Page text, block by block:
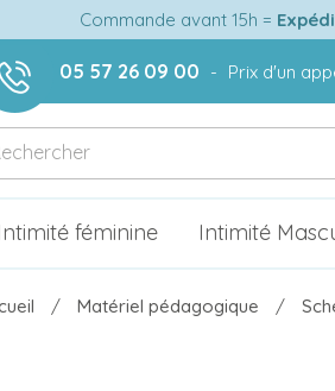
Commande avant 15h =
05 57 26 09 00 - Prix d'un
Intimité féminine Intimité
Matériel pédagogique